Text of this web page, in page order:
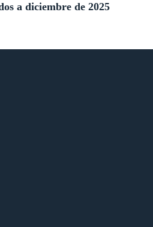
a diciembre de 2025